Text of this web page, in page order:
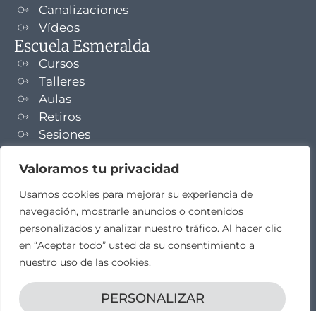
Valoramos tu privacidad
Usamos cookies para mejorar su experiencia de
navegación, mostrarle anuncios o contenidos
personalizados y analizar nuestro tráfico. Al hacer clic
en “Aceptar todo” usted da su consentimiento a
nuestro uso de las cookies.
PERSONALIZAR
Canalizaciones
Vídeos
Escuela Esmeralda
Cursos
Talleres
Aulas
Retiros
Sesiones
NEWSLETTER
TELEGRAM